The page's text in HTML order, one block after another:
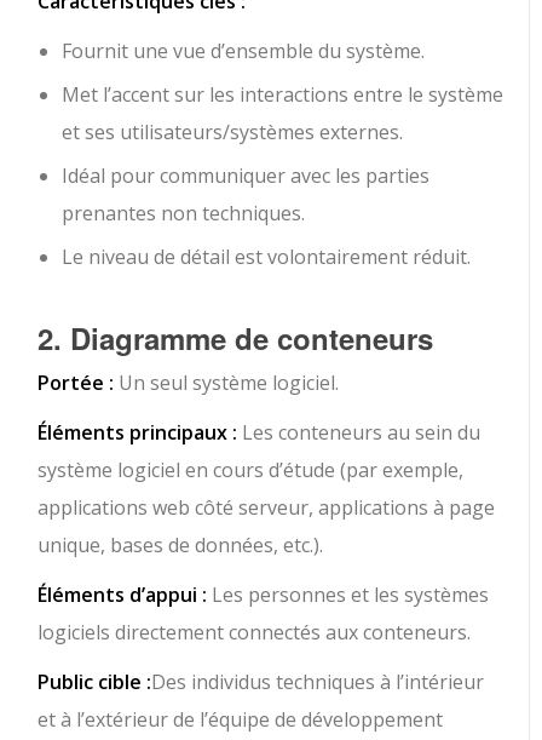
Fournit une vue d’ensemble du système.
Met l’accent sur les interactions entre le système
et ses utilisateurs/systèmes externes.
Idéal pour communiquer avec les parties
prenantes non techniques.
Le niveau de détail est volontairement réduit.
2. Diagramme de conteneurs
Portée : Un seul système logiciel.
Éléments principaux : Les conteneurs au sein du
système logiciel en cours d’étude (par exemple,
applications web côté serveur, applications à page
unique, bases de données, etc.).
Éléments d’appui : Les personnes et les systèmes
logiciels directement connectés aux conteneurs.
Public cible :Des individus techniques à l’intérieur
et à l’extérieur de l’équipe de développement